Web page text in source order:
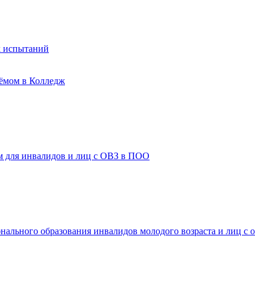
испытаний
в Колледж
для инвалидов и лиц с ОВЗ в ПОО
образования инвалидов молодого возраста и лиц